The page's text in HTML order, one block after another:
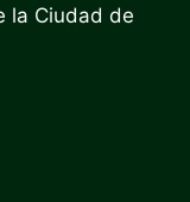
la Ciudad de